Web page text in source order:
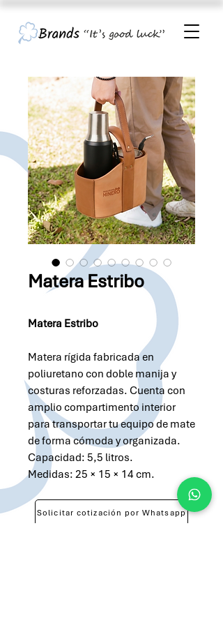
Matera Estribo
Matera Estribo
Matera rígida fabricada en
poliuretano con doble manija y
costuras reforzadas. Cuenta con
amplio compartimento interior
para transportar tu equipo de mate
de forma cómoda y organizada.
Capacidad: 5,5 litros.
Medidas: 25 × 15 × 14 cm.
Solicitar cotización por Whatsapp